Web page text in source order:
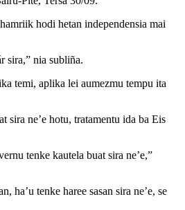
hodi hetan independensia mai
sira,” nia subliña.
temi, aplika lei aumezmu tempu ita
sira ne’e hotu, tratamentu ida ba Eis
tenke kautela buat sira ne’e,”
ha’u tenke haree sasan sira ne’e, se